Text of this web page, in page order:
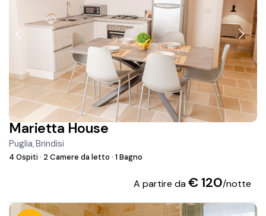
Marietta House
Puglia,Brindisi
4 Ospiti· 2 Camere da letto· 1 Bagno
A partire da€ 120/notte